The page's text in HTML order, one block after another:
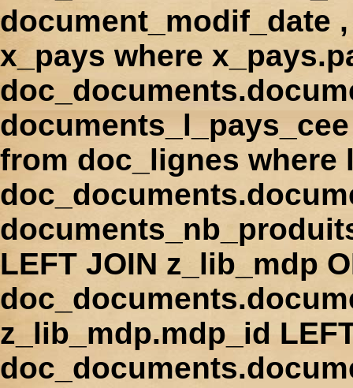
document_modif_date
x_pays where
from doc_lignes where
LEFT JOIN z_lib_mdp
z_lib_mdp.mdp_id